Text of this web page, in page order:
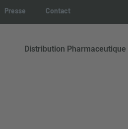
Presse Contact
Distribution Pharmaceutique